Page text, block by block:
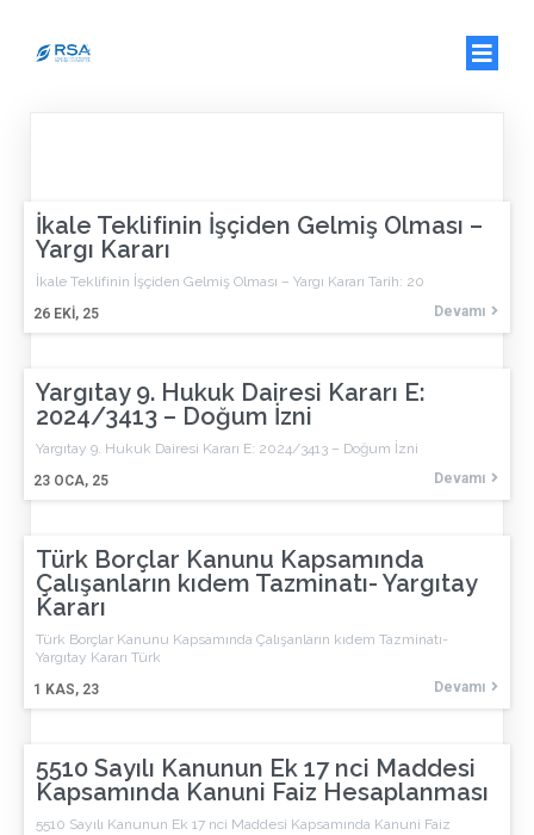
İkale Teklifinin İşçiden Gelmiş Olması –
Yargı Kararı
26 EKI, 25
İkale Teklifinin İşçiden Gelmiş Olması – Yargı Kararı Tarih: 20
Devamı
Yargıtay 9. Hukuk Dairesi Kararı E:
2024/3413 – Doğum İzni
23 OCA, 25
Yargıtay 9. Hukuk Dairesi Kararı E: 2024/3413 – Doğum İzni
Devamı
Türk Borçlar Kanunu Kapsamında
Çalışanların kıdem Tazminatı- Yargıtay
Kararı
1 KAS, 23
Türk Borçlar Kanunu Kapsamında Çalışanların kıdem Tazminatı-
Yargıtay Kararı Türk
Devamı
5510 Sayılı Kanunun Ek 17 nci Maddesi
Kapsamında Kanuni Faiz Hesaplanması
5510 Sayılı Kanunun Ek 17 nci Maddesi Kapsamında Kanuni Faiz